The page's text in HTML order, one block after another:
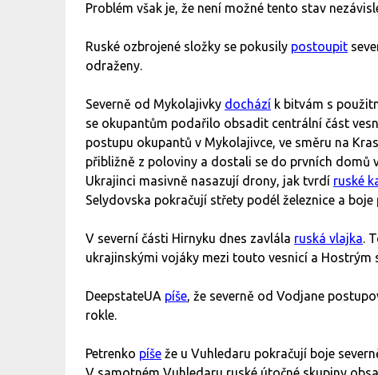
Problém však je, že není možné tento stav
Ruské ozbrojené složky se pokusily postoupit
odraženy.
Severně od Mykolajivky dochází k bitvám s
se okupantům podařilo obsadit centrální část
postupu okupantů v Mykolajivce, ve směru na
přibližně z poloviny a dostali se do prvních domů
Ukrajinci masivně nasazují drony, jak tvrdí ruské
Selydovska pokračují střety podél železnice a boje
V severní části Hirnyku dnes zavlála ruská vlajka.
ukrajinskými vojáky mezi touto vesnicí a Hostrým
DeepstateUA píše, že severně od Vodjane
rokle.
Petrenko píše že u Vuhledaru pokračují boje